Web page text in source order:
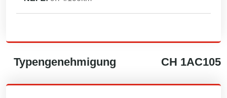
Typengenehmigung CH 1AC105